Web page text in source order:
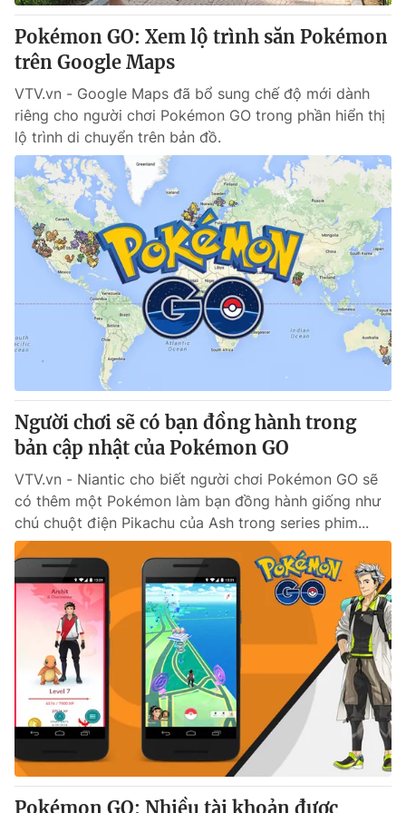
® Cấm sao chép dưới mọi hình thức nếu không có sự chấp
thuận bằng văn bản. Ghi rõ nguồn VTV.vn khi phát hành lại
thông tin từ website này.
Pokémon GO: Xem lộ trình săn Pokémon
trên Google Maps
VTV.vn - Google Maps đã bổ sung chế độ mới dành
riêng cho người chơi Pokémon GO trong phần hiển thị
lộ trình di chuyển trên bản đồ.
Người chơi sẽ có bạn đồng hành trong
bản cập nhật của Pokémon GO
VTV.vn - Niantic cho biết người chơi Pokémon GO sẽ
có thêm một Pokémon làm bạn đồng hành giống như
chú chuột điện Pikachu của Ash trong series phim...
Pokémon GO: Nhiều tài khoản được